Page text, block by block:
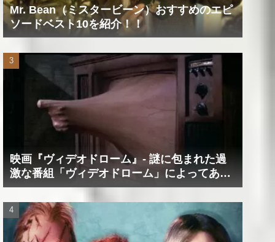
Mr. Bean（ミスタービーン）おすすめのエピ
ソードベスト10を紹介！！
映画『ヴィデオドローム』‐ 謎に包まれた過
激な番組「ヴィデオドローム」によってあな
たの精神は蝕まれる！